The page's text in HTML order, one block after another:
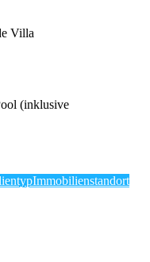
Villa
(inklusive
Immobilienstandort